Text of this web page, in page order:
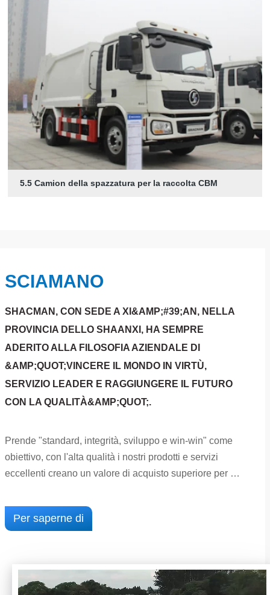
5.5 Camion della spazzatura per la raccolta CBM
SCIAMANO
SHACMAN, CON SEDE A XI&AMP;#39;AN, NELLA
PROVINCIA DELLO SHAANXI, HA SEMPRE
ADERITO ALLA FILOSOFIA AZIENDALE DI
&AMP;QUOT;VINCERE IL MONDO IN VIRTÙ,
SERVIZIO LEADER E RAGGIUNGERE IL FUTURO
CON LA QUALITÀ&AMP;QUOT;.
Prende "standard, integrità, sviluppo e win-win" come
obiettivo, con l'alta qualità i nostri prodotti e servizi
eccellenti creano un valore di acquisto superiore per i
ottenere veramente l'esperienza di valore di "camion
pesante sciamano, rapporto qualità-prezzo".
aftermarket. È principalmente impegnata in una gamma
completa di veicoli commerciali come fuoristrada
Per saperne di